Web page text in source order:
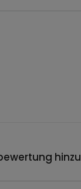
hinzu